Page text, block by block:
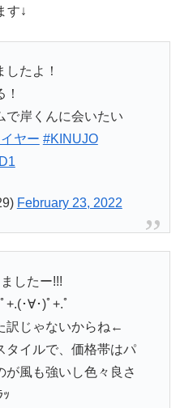
す↓
たよ！
で岸くんに会いたい
ヤー #KINUJO
February 23, 2022
したー!!!
･∀･)ﾟ+.ﾟ
訳じゃないからね←
タイルで、価格帯はパ
風も強いし色々良さ